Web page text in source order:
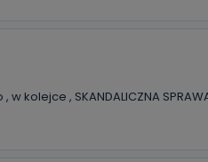
kolejce , SKANDALICZNA